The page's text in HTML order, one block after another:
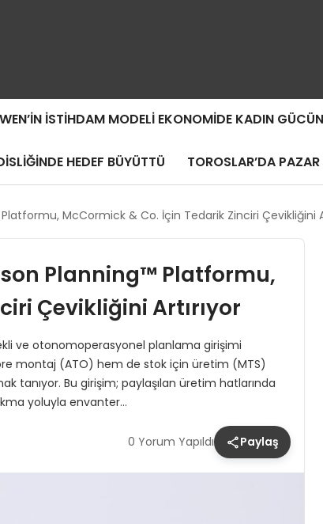
İSTIHDAM MODELI EKONOMIDE KADIN
HEDEF BÜYÜTTÜ TOROSLAR’DA
McCormick & Co. İçin Tedarik Zinciri Çevikliğini
Planning™ Platformu,
Çevikliğini Artırıyor
ve otonomoperasyonel planlama girişimi
montaj (ATO) hem de stok için üretim (MTS)
tanıyor. Bu girişim; paylaşılan üretim hatlarında
yoluyla envanter…
0 Yorum Yapıldı Paylaş